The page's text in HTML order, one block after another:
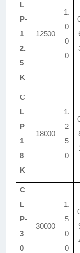
L
P-
1
2.
5
K
12500
1.
0
0
0
C
L
P-
1
8
K
18000
1.
2
5
0
C
L
P-
3
0
30000
1.
5
0
0